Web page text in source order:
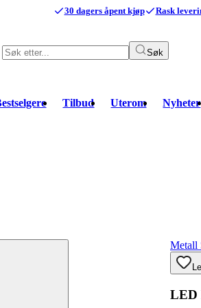
30 dagers åpent kjøp Rask
Søk
Tilbud Uterom Nyheter
Metall
LED